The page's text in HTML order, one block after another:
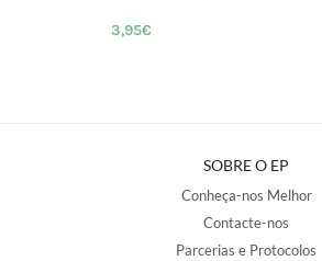
3,95€
SOBRE O EP
Conheça-nos Melhor
Contacte-nos
Parcerias e Protocolos